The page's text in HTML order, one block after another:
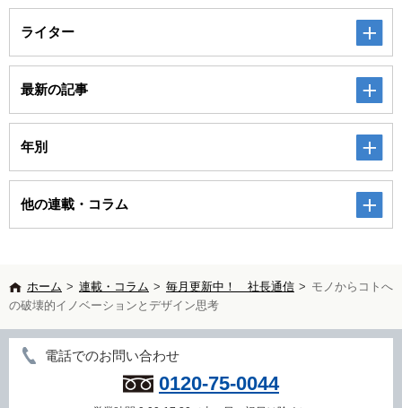
ライター
最新の記事
年別
他の連載・コラム
ホーム > 連載・コラム > 毎月更新中！ 社長通信 > モノからコトへ
の破壊的イノベーションとデザイン思考
電話でのお問い合わせ
0120-75-0044